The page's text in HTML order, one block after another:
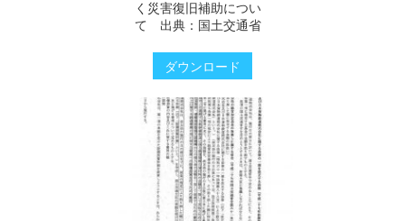
く災害復旧補助につい
て 出典：国土交通省
ダウンロード